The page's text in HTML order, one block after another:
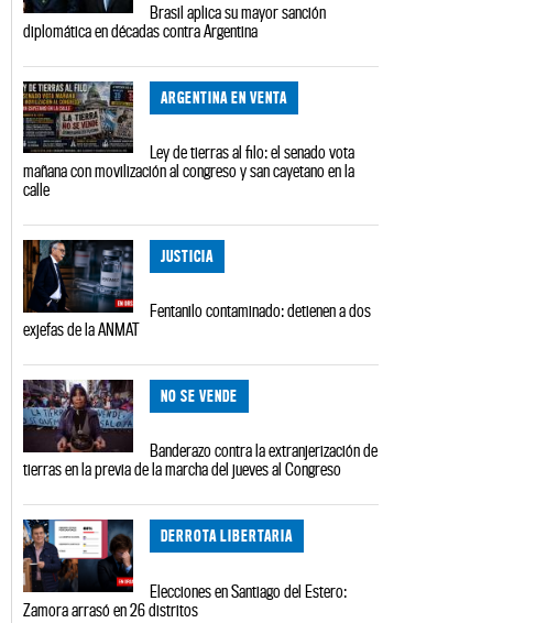
Brasil aplica su mayor sanción
diplomática en décadas contra Argentina
ARGENTINA EN VENTA
Ley de tierras al filo: el senado vota
mañana con movilización al congreso y san cayetano en la
calle
JUSTICIA
Fentanilo contaminado: detienen a dos
exjefas de la ANMAT
NO SE VENDE
Banderazo contra la extranjerización de
tierras en la previa de la marcha del jueves al Congreso
DERROTA LIBERTARIA
Elecciones en Santiago del Estero:
Zamora arrasó en 26 distritos